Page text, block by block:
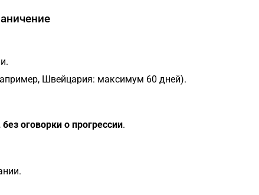
Швейцария: максимум 60 дней).
без оговорки о прогрессии.